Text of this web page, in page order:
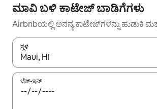
ಮಾವಿ ಬಳಿ ಕಾಟೇಜ್ ಬಾಡಿಗೆಗಳು
Airbnbಯಲ್ಲಿ ಅನನ್ಯ ಕಾಟೇಜ್‌ಗಳನ್ನು ಹುಡುಕಿ
ಸ್ಥಳ
ಫಲಿತಾಂಶಗಳು ಲಭ್ಯವಿರುವಾಗ, ಅಪ್ ಮತ್ತು ಡೌನ್
ಚೆಕ್-ಇನ್